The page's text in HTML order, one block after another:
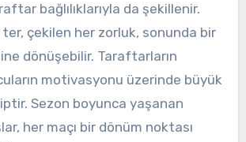
bağlılıklarıyla da şekillenir.
çekilen her zorluk, sonunda bir
dönüşebilir. Taraftarların
motivasyonu üzerinde büyük
Sezon boyunca yaşanan
her maçı bir dönüm noktası